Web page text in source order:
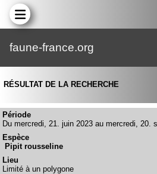
faune-france.org
RÉSULTAT DE LA RECHERCHE
Période
Du mercredi, 21. juin 2023 au mercredi, 20.
Espèce
Pipit rousseline
Lieu
Limité à un polygone